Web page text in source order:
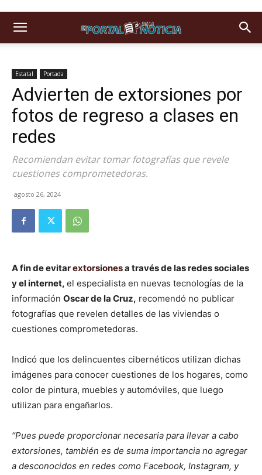
Estatal Portada
Advierten de extorsiones por
fotos de regreso a clases en
redes
Recomiendan evitar tomar fotografías que revele
cuestiones comprometedoras.
agosto 26, 2024
A fin de evitarextorsionesa través de las redes sociales
y el internet, el especialista en nuevas tecnologías de la
información Oscar de la Cruz, recomendó no publicar
fotografías que revelen detalles de las viviendas o
cuestiones comprometedoras.
Indicó que los delincuentes cibernéticos utilizan dichas
imágenes para conocer cuestiones de los hogares, como
color de pintura, muebles y automóviles, que luego
utilizan para engañarlos.
“Pues puede proporcionar necesaria para llevar a cabo
extorsiones, también es de suma importancia no agregar
a desconocidos en redes como Facebook, Instagram, y